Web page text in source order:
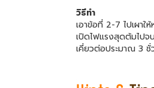
วิธีทำ
เอาข้อที่ 2-7 ไปเผาใ
เปิดไฟแรงสุดต้มไป
เคี่ยวต่อประมาณ 3 ชั่